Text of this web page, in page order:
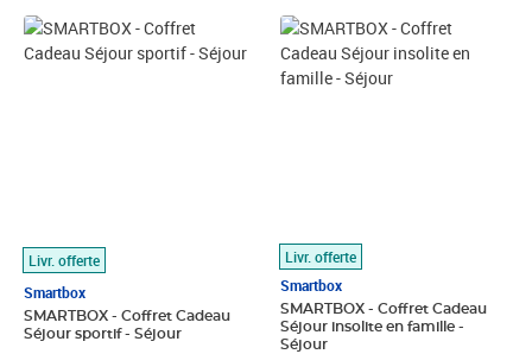
Livr. offerte
Smartbox
SMARTBOX - Coffret Cadeau
Séjour sportif - Séjour
Prix 99,92€ HT
Livr. offerte
Smartbox
SMARTBOX - Coffret Cadeau
Séjour insolite en famille -
Séjour
Prix barré 99,92€ HT
Prix 83,25€ HT